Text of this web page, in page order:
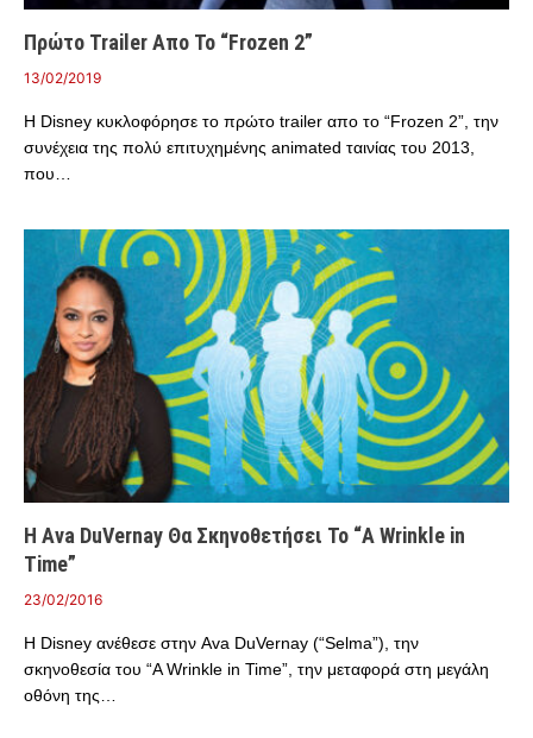
Πρώτο Trailer Απο Το “Frozen 2”
13/02/2019
Η Disney κυκλοφόρησε το πρώτο trailer απο το “Frozen 2”, την
συνέχεια της πολύ επιτυχημένης animated ταινίας του 2013,
που…
Η Ava DuVernay Θα Σκηνοθετήσει Το “A Wrinkle in
Time”
23/02/2016
Η Disney ανέθεσε στην Ava DuVernay (“Selma”), την
σκηνοθεσία του “A Wrinkle in Time”, την μεταφορά στη μεγάλη
οθόνη της…